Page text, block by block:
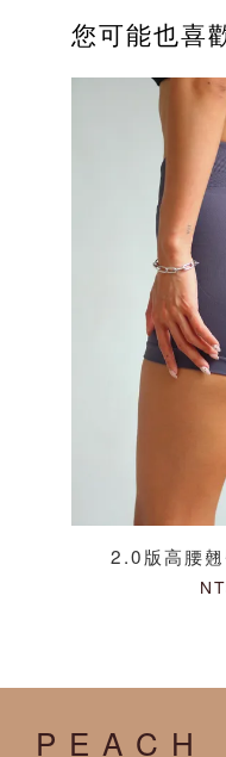
您可能也喜
2.0版高腰
P E A C H